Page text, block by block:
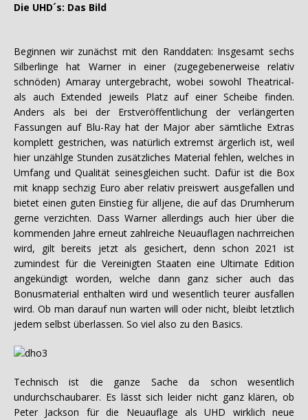
Die UHD´s: Das Bild
Beginnen wir zunächst mit den Randdaten: Insgesamt sechs
Silberlinge hat Warner in einer (zugegebenerweise relativ
schnöden) Amaray untergebracht, wobei sowohl Theatrical-
als auch Extended jeweils Platz auf einer Scheibe finden.
Anders als bei der Erstveröffentlichung der verlängerten
Fassungen auf Blu-Ray hat der Major aber sämtliche Extras
komplett gestrichen, was natürlich extremst ärgerlich ist, weil
hier unzählge Stunden zusätzliches Material fehlen, welches in
Umfang und Qualität seinesgleichen sucht. Dafür ist die Box
mit knapp sechzig Euro aber relativ preiswert ausgefallen und
bietet einen guten Einstieg für alljene, die auf das Drumherum
gerne verzichten. Dass Warner allerdings auch hier über die
kommenden Jahre erneut zahlreiche Neuauflagen nachrreichen
wird, gilt bereits jetzt als gesichert, denn schon 2021 ist
zumindest für die Vereinigten Staaten eine Ultimate Edition
angekündigt worden, welche dann ganz sicher auch das
Bonusmaterial enthalten wird und wesentlich teurer ausfallen
wird. Ob man darauf nun warten will oder nicht, bleibt letztlich
jedem selbst überlassen. So viel also zu den Basics.
Technisch ist die ganze Sache da schon wesentlich
undurchschaubarer. Es lässt sich leider nicht ganz klären, ob
Peter Jackson für die Neuauflage als UHD wirklich neue